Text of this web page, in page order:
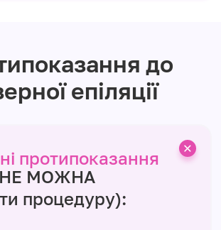
до
епіляції
протипоказання
НЕ МОЖНА
процедуру):